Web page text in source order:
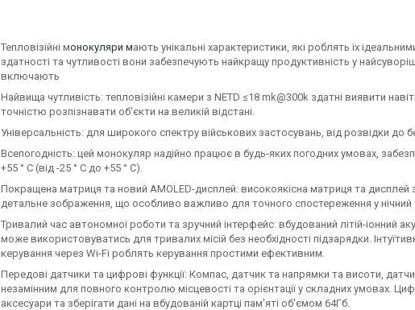
Тепловізійні монокуляри мають унікальні характеристики, які роблять їх
здатності та чутливості вони забезпечують найкращу продуктивність у
включають
Найвища чутливість: тепловізійні камери з NETD ≤18 mk@300k здатні виявити
точністю розпізнавати об'єкти на великій відстані.
Універсальність: для широкого спектру військових застосувань, від розвідки до
Всепогодність: цей монокуляр надійно працює в будь-яких погодних умовах,
+55 ° C (від -25 ° С до +55 ° С).
Покращена матриця та новий AMOLED-дисплей: високоякісна матриця та дисплей
детальне зображення, що особливо важливо для точного спостереження у
Тривалий час автономної роботи та зручний інтерфейс: вбудований літій-іонний
може використовуватись для тривалих місій без необхідності підзарядки.
керування через Wi-Fi роблять керування простими ефективним.
Передові датчики та цифрові функції: Компас, датчик та напрямки та висоти,
незамінним для повного контролю місцевості та орієнтації у складних умовах.
аксесуари та зберігати дані на вбудованій картці пам'яті об'ємом 64Гб.